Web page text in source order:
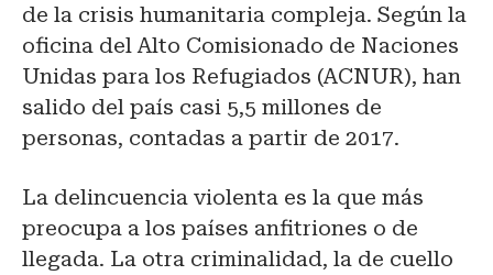
de la crisis humanitaria compleja. Según la
oficina del Alto Comisionado de Naciones
Unidas para los Refugiados (ACNUR), han
salido del país casi 5,5 millones de
personas, contadas a partir de 2017.
La delincuencia violenta es la que más
preocupa a los países anfitriones o de
llegada. La otra criminalidad, la de cuello